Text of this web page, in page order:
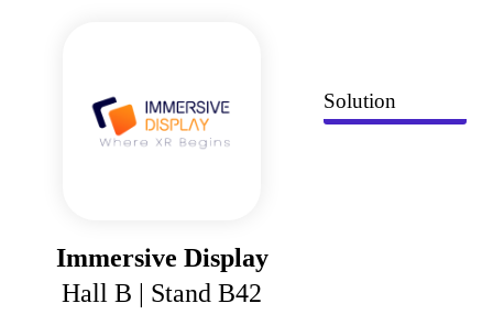
Immersive Display
Hall B | Stand B42
Solution